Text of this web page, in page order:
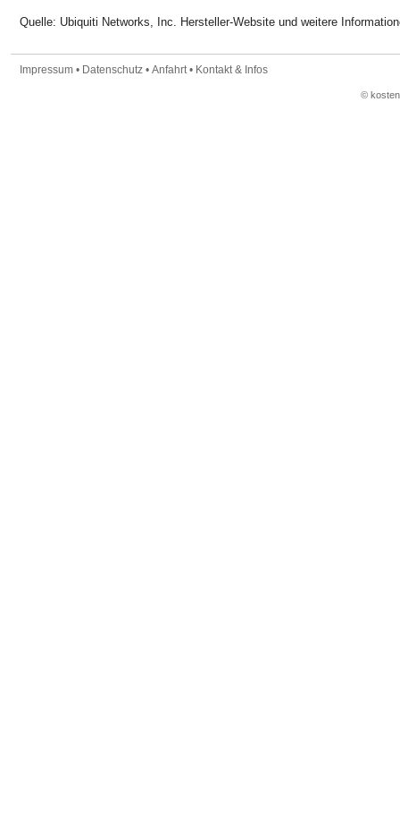
Quelle: Ubiquiti Networks, Inc. Hersteller-Website und weitere
Impressum • Datenschutz • Anfahrt • Kontakt & Infos
©